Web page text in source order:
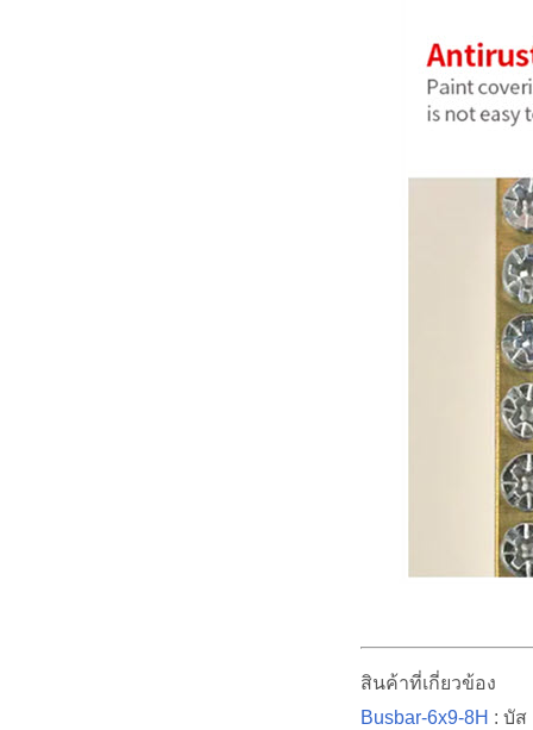
สินค้าที่เกี่ยวข้อง
Busbar-6x9-8H : บัส